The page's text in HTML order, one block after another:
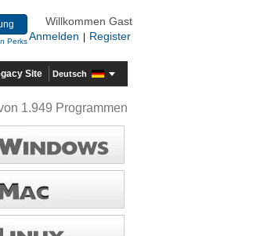
Perks
Willkommen Gast
Anmelden
Register
Site Deutsch
1.949 Programmen